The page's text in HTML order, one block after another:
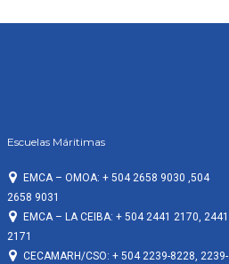
Escuelas Máritimas
EMCA – OMOA: + 504 2658 9030 ,504
2658 9031
EMCA – LA CEIBA: + 504 2441 2170, 2441
2171
CECAMARH/CSO: + 504 2239-8228, 2239-